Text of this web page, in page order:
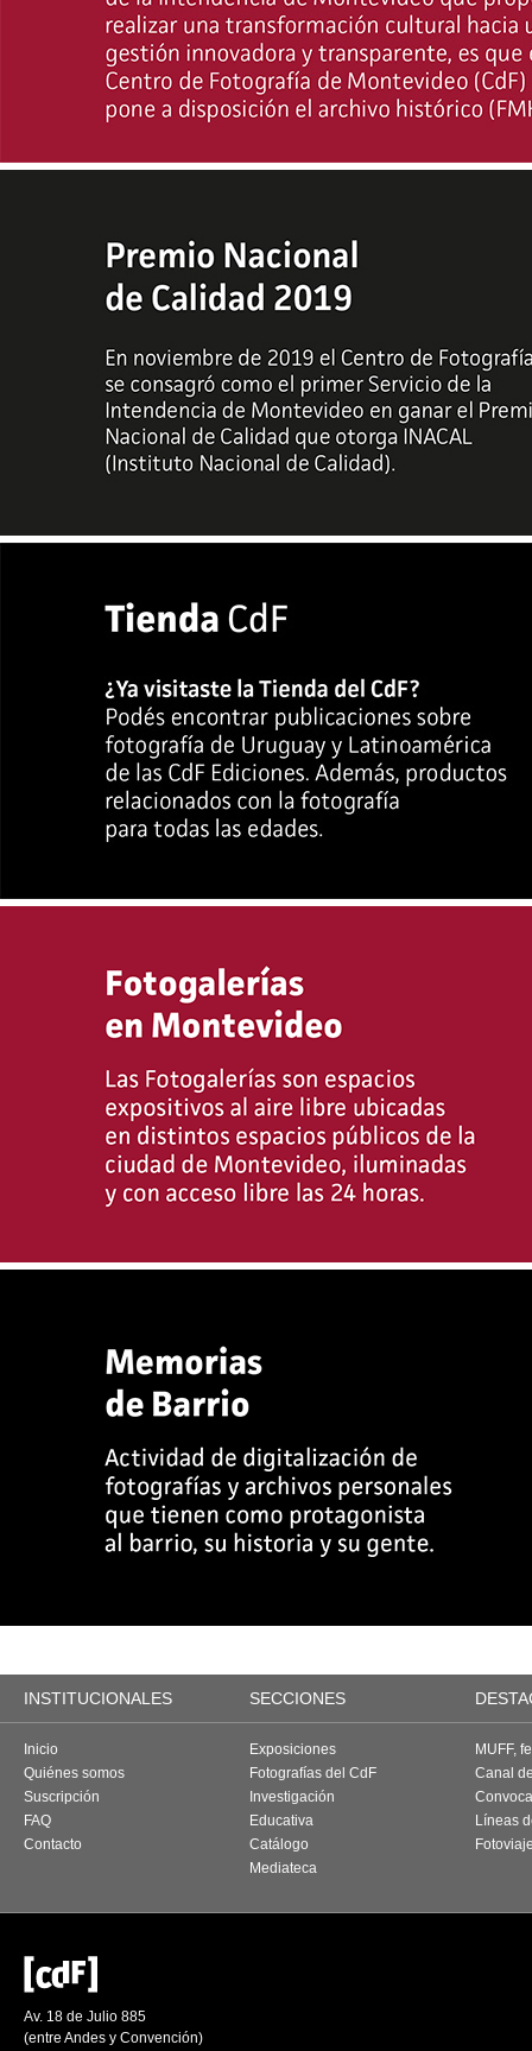
INSTITUCIONALES SECCIONES
Inicio
Quiénes somos
Suscripción
FAQ
Contacto
Exposiciones
Fotografías del CdF
Investigación
Educativa
Catálogo
Mediateca
MUFF,
Canal
Líneas
Av. 18 de Julio 885
(entre Andes y Convención)